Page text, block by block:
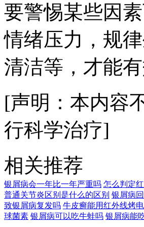
要警惕某些因
情绪压力，规
清洁等，才能
[声明：本内容
行科学治疗]
相关推荐
银屑病会一年比一年严重吗 怎么判定
普通关节炎区别是什么的区别 银屑病
致银屑病复发吗 牛皮癣能用红外线烤
球菌素 银屑病可以吃牛蛙吗 银屑病能